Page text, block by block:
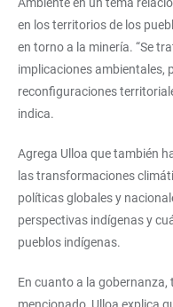
en los territorios de los
en torno a la minería. “Se
implicaciones ambientales,
reconfiguraciones
indica.
Agrega Ulloa que también
las transformaciones
políticas globales y
perspectivas indígenas y
pueblos indígenas.
En cuanto a la